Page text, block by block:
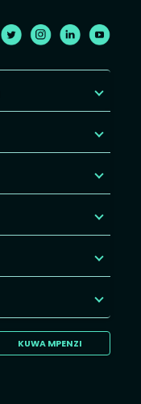
KUWA MPENZI